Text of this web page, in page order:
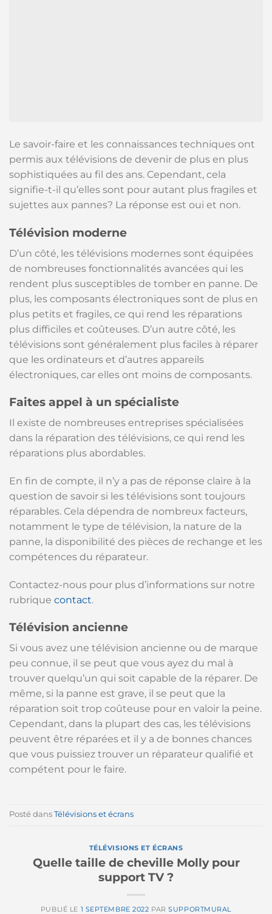
Le savoir-faire et les connaissances techniques ont
permis aux télévisions de devenir de plus en plus
sophistiquées au fil des ans. Cependant, cela
signifie-t-il qu’elles sont pour autant plus fragiles et
sujettes aux pannes? La réponse est oui et non.
Télévision moderne
D’un côté, les télévisions modernes sont équipées
de nombreuses fonctionnalités avancées qui les
rendent plus susceptibles de tomber en panne. De
plus, les composants électroniques sont de plus en
plus petits et fragiles, ce qui rend les réparations
plus difficiles et coûteuses. D’un autre côté, les
télévisions sont généralement plus faciles à réparer
que les ordinateurs et d’autres appareils
électroniques, car elles ont moins de composants.
Faites appel à un spécialiste
Il existe de nombreuses entreprises spécialisées
dans la réparation des télévisions, ce qui rend les
réparations plus abordables.
En fin de compte, il n’y a pas de réponse claire à la
question de savoir si les télévisions sont toujours
réparables. Cela dépendra de nombreux facteurs,
notamment le type de télévision, la nature de la
panne, la disponibilité des pièces de rechange et les
compétences du réparateur.
Contactez-nous pour plus d’informations sur notre
rubrique contact.
Télévision ancienne
Si vous avez une télévision ancienne ou de marque
peu connue, il se peut que vous ayez du mal à
trouver quelqu’un qui soit capable de la réparer. De
même, si la panne est grave, il se peut que la
réparation soit trop coûteuse pour en valoir la peine.
Cependant, dans la plupart des cas, les télévisions
peuvent être réparées et il y a de bonnes chances
que vous puissiez trouver un réparateur qualifié et
compétent pour le faire.
Posté dans Télévisions et écrans
TÉLÉVISIONS ET ÉCRANS
Quelle taille de cheville Molly pour
support TV ?
PUBLIÉ LE 1 SEPTEMBRE 2022 PARSUPPORTMURAL